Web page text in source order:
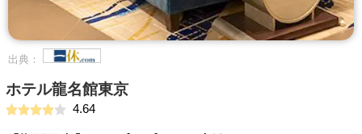
出典：
ホテル龍名館東京
4.64